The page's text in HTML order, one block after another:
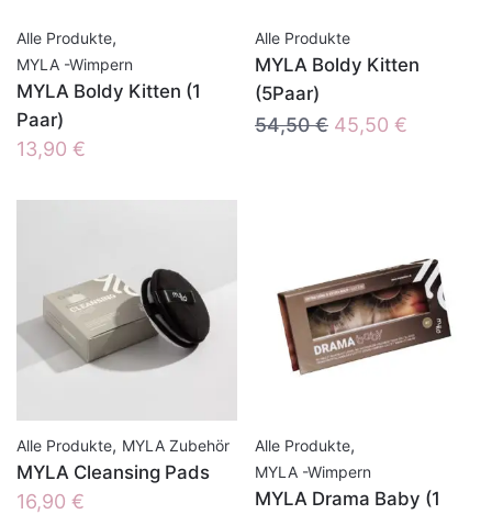
Alle Produkte,
MYLA -Wimpern
MYLA Boldy Kitten (1
Paar)
13,90 €
Alle Produkte
MYLA Boldy Kitten
(5Paar)
54,50€ Ursprünglicher
45,50 €
Alle Produkte, MYLA Zubehör
MYLA Cleansing Pads
16,90 €
Alle Produkte,
MYLA -Wimpern
MYLA Drama Baby (1